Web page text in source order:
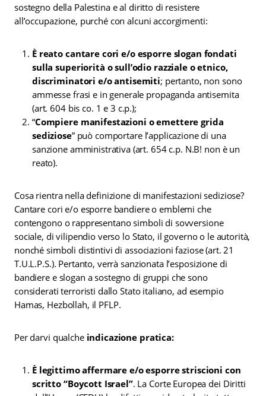
sostegno della Palestina e al diritto di resistere
all’occupazione, purché con alcuni accorgimenti:
È reato cantare cori e/o esporre slogan fondati
sulla superiorità o sull’odio razziale o etnico,
discriminatori e/o antisemiti; pertanto, non sono
ammesse frasi e in generale propaganda antisemita
(art. 604 bis co. 1 e 3 c.p.);
“Compiere manifestazioni o emettere grida
sediziose” può comportare l’applicazione di una
sanzione amministrativa (art. 654 c.p. N.B! non è un
reato).
Cosa rientra nella definizione di manifestazioni sediziose?
Cantare cori e/o esporre bandiere o emblemi che
contengono o rappresentano simboli di sovversione
sociale, di vilipendio verso lo Stato, il governo o le autorità,
nonché simboli distintivi di associazioni faziose (art. 21
T.U.L.P.S.). Pertanto, verrà sanzionata l’esposizione di
bandiere e slogan a sostegno di gruppi che sono
considerati terroristi dallo Stato italiano, ad esempio
Hamas, Hezbollah, il PFLP.
Per darvi qualche indicazione pratica:
È legittimo affermare e/o esporre striscioni con
scritto “Boycott Israel”. La Corte Europea dei Diritti